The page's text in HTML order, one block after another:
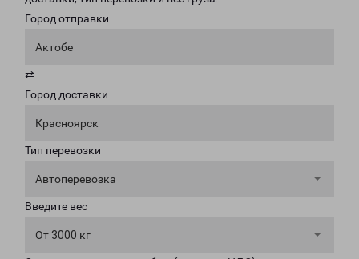
Город отправки
Актобе
⇄
Город доставки
Красноярск
Тип перевозки
Автоперевозка
Введите вес
От 3000 кг